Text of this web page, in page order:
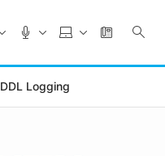
DDL Logging